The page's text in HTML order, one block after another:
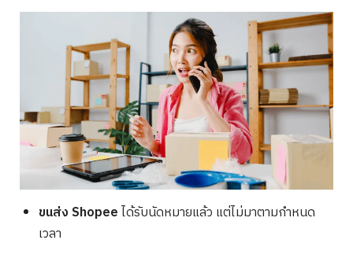
ขนส่ง Shopeeได้รับนัดหมายแล้ว แต่ไม่มาตามกำหนด
เวลา